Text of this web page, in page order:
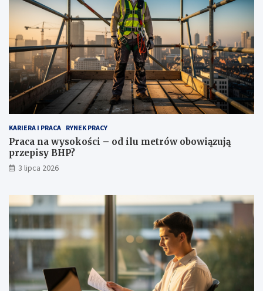
KARIERA I PRACA RYNEK PRACY
Praca na wysokości – od ilu metrów obowiązują
przepisy BHP?
3 lipca 2026